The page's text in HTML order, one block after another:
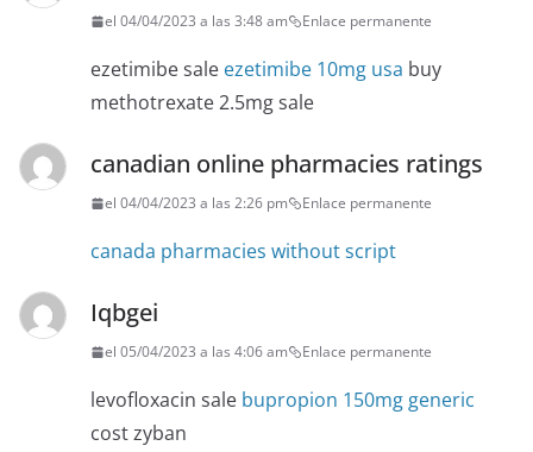
el 04/04/2023 a las 3:48 am Enlace permanente
ezetimibe sale ezetimibe 10mg usa buy
methotrexate 2.5mg sale
canadian online pharmacies ratings
el 04/04/2023 a las 2:26 pm Enlace permanente
canada pharmacies without script
Iqbgei
el 05/04/2023 a las 4:06 am Enlace permanente
levofloxacin sale bupropion 150mg generic
cost zyban